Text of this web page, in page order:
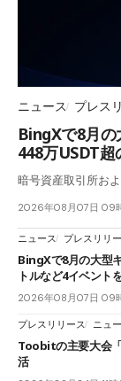
ニュース プレス
BingXで8月
448万USDT
暗号資産取引所お
2026年08月07日 09
ニュース プレスリリ
BingXで8月の大型
トルなど4イベント
2026年08月07日 09
プレスリリース ニュ
Toobitの主要大会「
活